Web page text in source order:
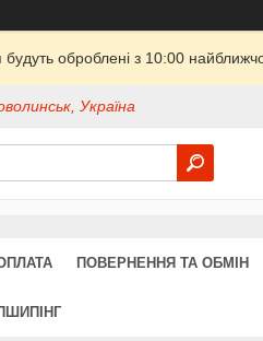
оброблені з 10:00
Україна
ПОВЕРНЕННЯ ТА ОБМІН